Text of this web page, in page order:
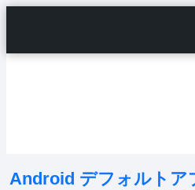
Android デフォルトア